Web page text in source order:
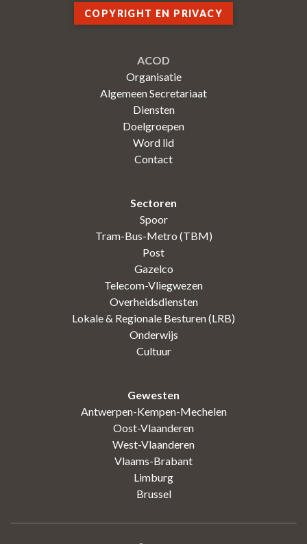
COPYRIGHT EN PRIVACY
ACOD
Organisatie
Algemeen Secretariaat
Diensten
Doelgroepen
Word lid
Contact
Sectoren
Spoor
Tram-Bus-Metro (TBM)
Post
Gazelco
Telecom-Vliegwezen
Overheidsdiensten
Lokale & Regionale Besturen (LRB)
Onderwijs
Cultuur
Gewesten
Antwerpen-Kempen-Mechelen
Oost-Vlaanderen
West-Vlaanderen
Vlaams-Brabant
Limburg
Brussel